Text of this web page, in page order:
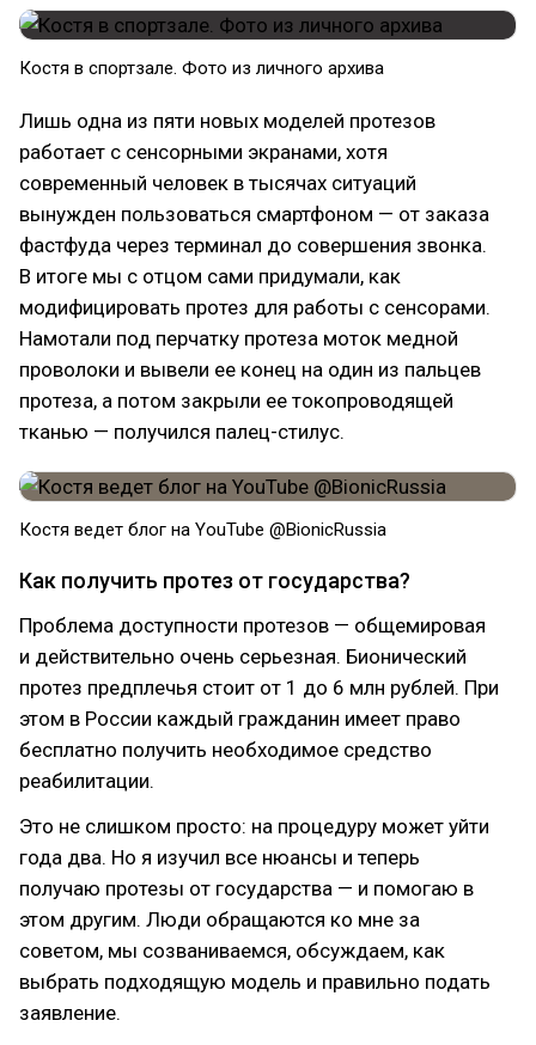
Костя в спортзале. Фото из личного архива
Лишь одна из пяти новых моделей протезов
работает с сенсорными экранами, хотя
современный человек в тысячах ситуаций
вынужден пользоваться смартфоном — от заказа
фастфуда через терминал до совершения звонка.
В итоге мы с отцом сами придумали, как
модифицировать протез для работы с сенсорами.
Намотали под перчатку протеза моток медной
проволоки и вывели ее конец на один из пальцев
протеза, а потом закрыли ее токопроводящей
тканью — получился палец-стилус.
Костя ведет блог на YouTube @BionicRussia
Как получить протез от государства?
Проблема доступности протезов — общемировая
и действительно очень серьезная. Бионический
протез предплечья стоит от 1 до 6 млн рублей. При
этом в России каждый гражданин имеет право
бесплатно получить необходимое средство
реабилитации.
Это не слишком просто: на процедуру может уйти
года два. Но я изучил все нюансы и теперь
получаю протезы от государства — и помогаю в
этом другим. Люди обращаются ко мне за
советом, мы созваниваемся, обсуждаем, как
выбрать подходящую модель и правильно подать
заявление.